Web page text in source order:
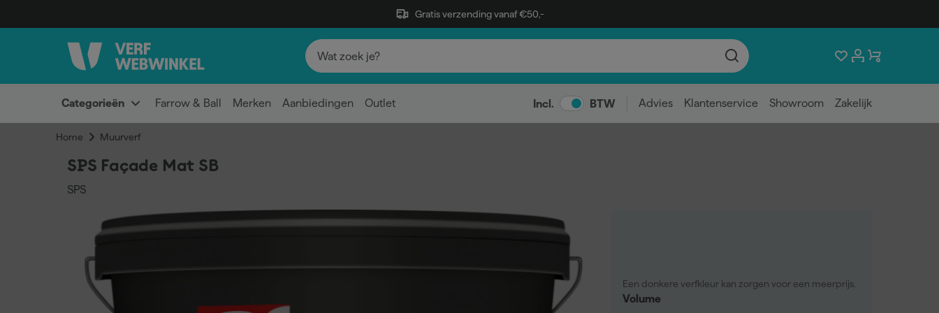
Gratis verzending vanaf €50,-
Categorieën Farrow & Ball Merken Aanbiedingen Outlet Incl. BTW Advies Klantenservice Showroom Zakelijk
Home Muurverf
SPS Façade Mat SB
SPS
Een donkere verfkleur kan zorgen voor een meerprijs.
Volume